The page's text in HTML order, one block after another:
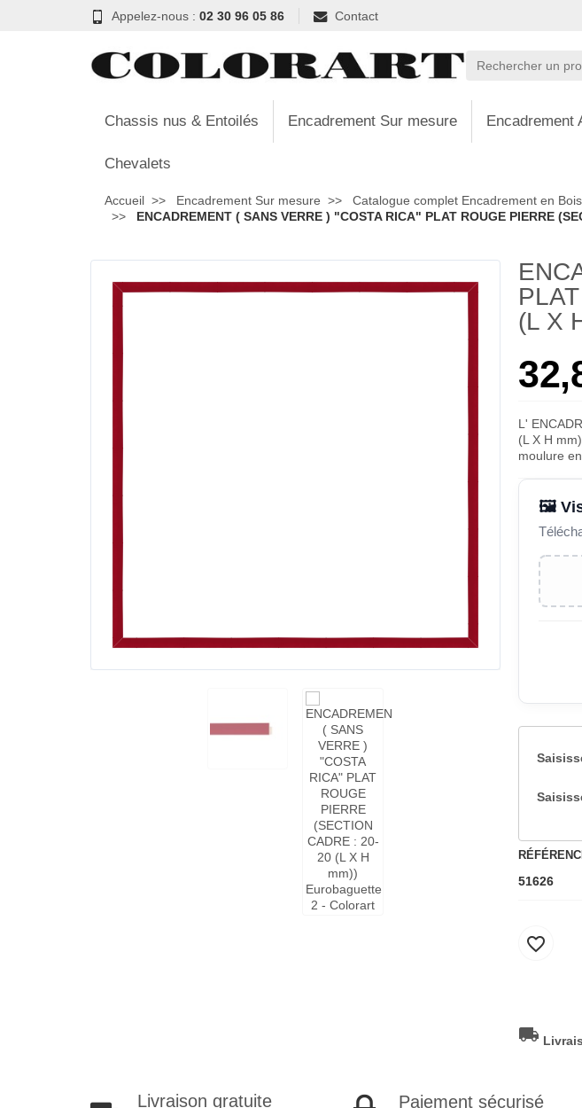
Appelez-nous : 02 30 96 05 86 Contact
Chassis nus & Entoilés Encadrement Sur mesure Encadrement
Chevalets
Accueil Encadrement Sur mesure
Catalogue complet Encadrement en Bois
ENCADREMENT ( SANS VERRE ) "COSTA RICA" PLAT ROUGE PIERRE
(L X
L'
(L X H
moulure
🖼️
51626
favorite_border
local_shipping
Livraison gratuite Paiement sécurisé